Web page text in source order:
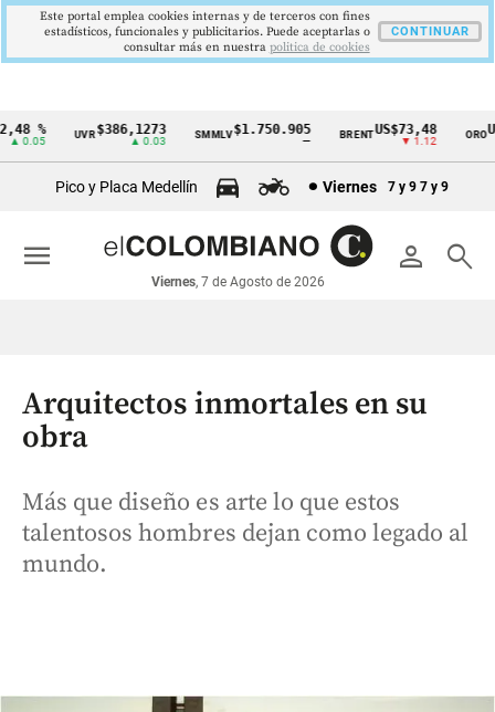
Cintillo
económicos
Colombia
%
0.05
UVR$386,1273
▲ 0.03
SMMLV$1.750.905 BRENTUS$73,48
▼ 1.12
ORO
Pico y Placa Medellín Viernes 7 y 9 7 y 9
person search
Viernes, 7 de Agosto de 2026
menu
Arquitectos inmortales en su
obra
Más que diseño es arte lo que estos
talentosos hombres dejan como legado al
mundo.
Este portal emplea cookies internas y de terceros con fines
estadísticos, funcionales y publicitarios. Puede aceptarlas o
consultar más en nuestra politica de cookies
CONTINUAR